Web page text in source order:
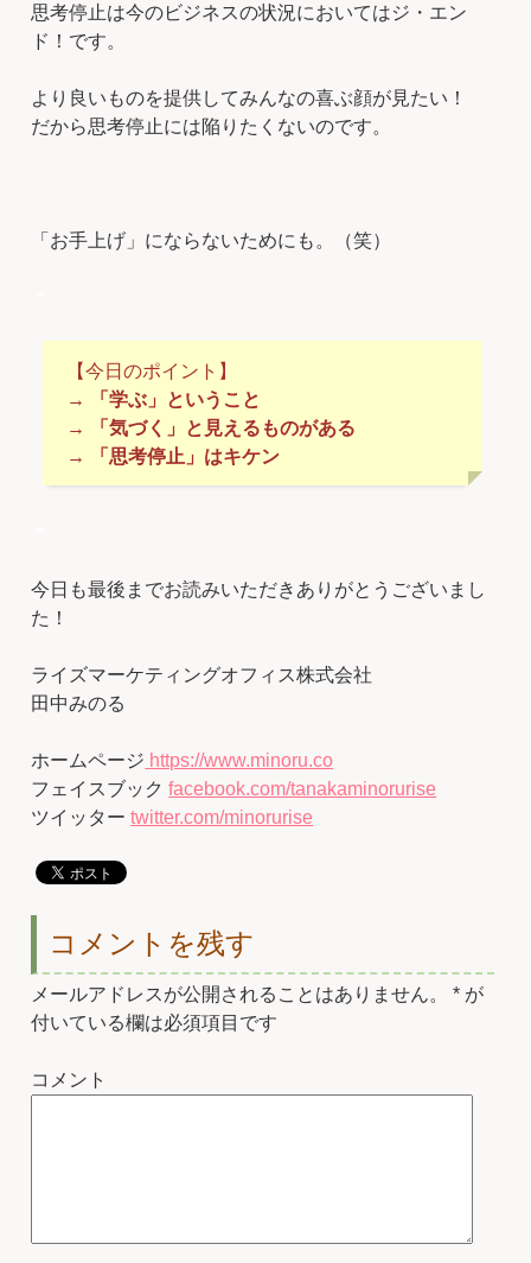
思考停止は今のビジネスの状況においてはジ・エン
ド！です。
より良いものを提供してみんなの喜ぶ顔が見たい！
だから思考停止には陥りたくないのです。
「お手上げ」にならないためにも。（笑）
【今日のポイント】
→ 「学ぶ」ということ
→ 「気づく」と見えるものがある
→ 「思考停止」はキケン
今日も最後までお読みいただきありがとうございまし
た！
ライズマーケティングオフィス株式会社
田中みのる
ホームページ https://www.minoru.co
フェイスブックfacebook.com/tanakaminorurise
ツイッターtwitter.com/minorurise
コメントを残す
メールアドレスが公開されることはありません。 * が
付いている欄は必須項目です
コメント